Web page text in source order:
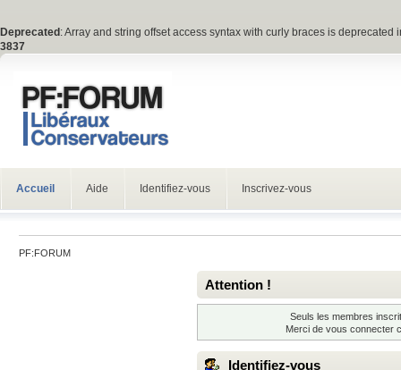
Deprecated : Array and string offset access syntax with curly braces is deprecated
3837
Accueil Aide Identifiez-vous Inscrivez-vous
PF:FORUM
Attention !
Seuls les membres
Merci de vous connecter
Identifiez-vous